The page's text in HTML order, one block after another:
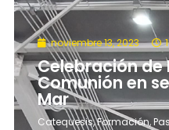
noviembre 13, 2023
Celebración de
Comunión en
Mar
Catequesis,Formación,